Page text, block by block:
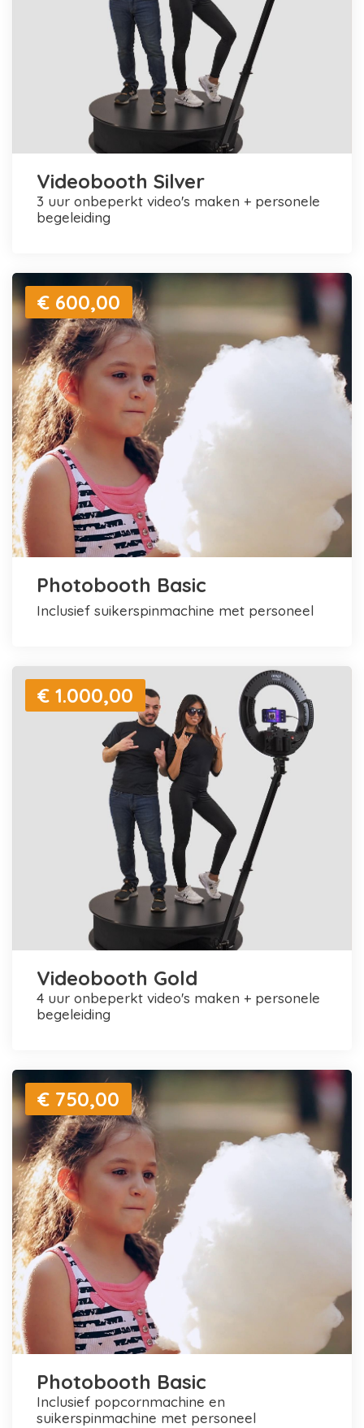
Videobooth Silver
3 uur onbeperkt video's maken + personele
begeleiding
€ 600,00
Photobooth Basic
inclusief suikerspinmachine met personeel
€ 1.000,00
Videobooth Gold
4 uur onbeperkt video's maken + personele
begeleiding
€ 750,00
Photobooth Basic
inclusief popcornmachine en
suikerspinmachine met personeel